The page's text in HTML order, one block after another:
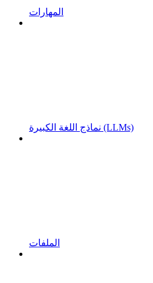
المهارات
نماذج اللغة الكبيرة (LLMs)
الملفات